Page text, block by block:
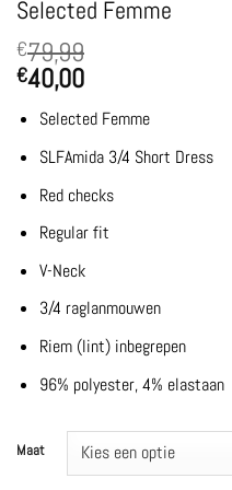
Selected Femme
€79,99
€40,00
Selected Femme
SLFAmida 3/4 Short Dress
Red checks
Regular fit
V-Neck
3/4 raglanmouwen
Riem (lint) inbegrepen
96% polyester, 4% elastaan
Maat